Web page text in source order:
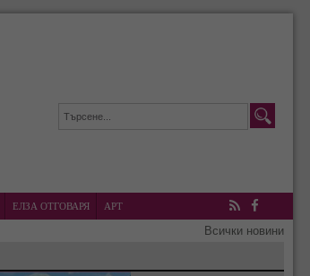
ЕЛЗА ОТГОВАРЯ
АРТ
RSS Facebook
Всички новини